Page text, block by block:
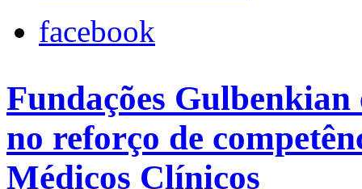
facebook
Fundações
no reforço de
Médicos Clínicos